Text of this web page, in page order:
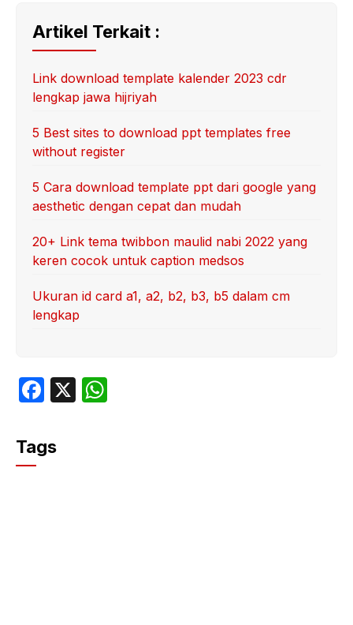
Artikel Terkait :
Link download template kalender 2023 cdr
lengkap jawa hijriyah
5 Best sites to download ppt templates free
without register
5 Cara download template ppt dari google yang
aesthetic dengan cepat dan mudah
20+ Link tema twibbon maulid nabi 2022 yang
keren cocok untuk caption medsos
Ukuran id card a1, a2, b2, b3, b5 dalam cm
lengkap
F
c
e
X
Tags